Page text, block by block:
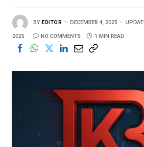
BY EDITOR DECEMBER 4, 2025
2025 NO COMMENTS 1 MIN READ